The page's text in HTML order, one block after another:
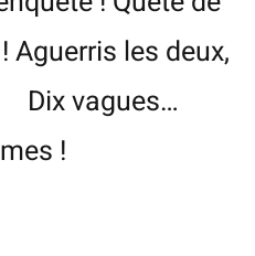
Aguerris les deux,
vagues…
!